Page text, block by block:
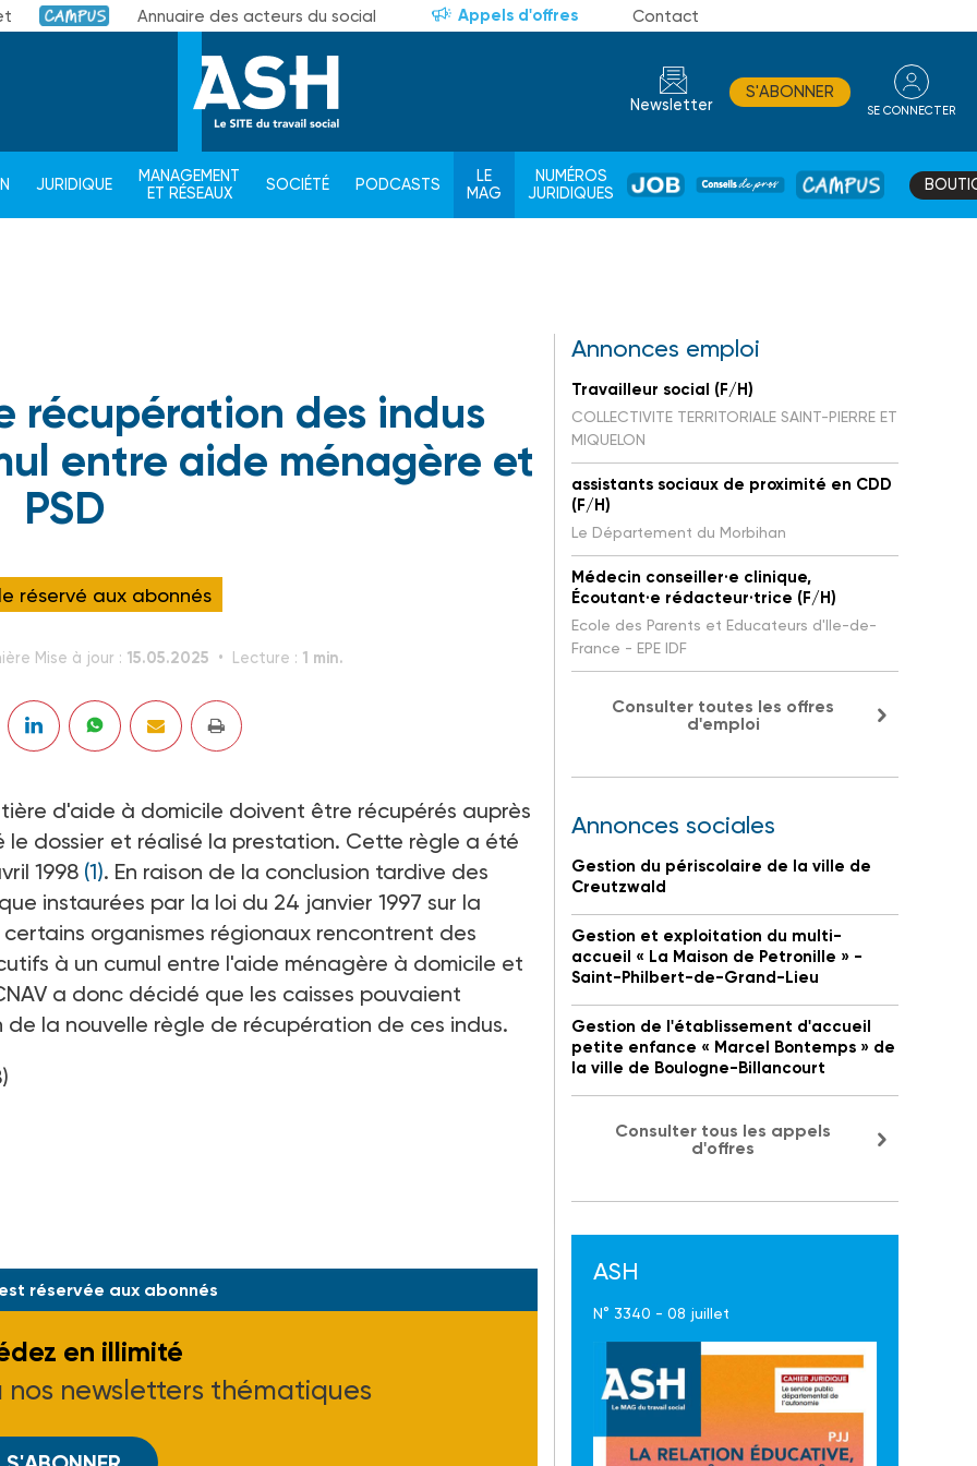
Campus Annuaire des acteurs du social Appels d'offres Contact
Newsletter
S'ABONNER
SE CONNECTER
JURIDIQUE
MANAGEMENT
ET RÉSEAUX
SOCIÉTÉ PODCASTS
LE
MAG
NUMÉROS
JURIDIQUES
JOB
DE
CAMPUS
récupération des indus
entre aide ménagère et
PSD
réservé aux abonnés
Mise à jour : 15.05.2025 Lecture : 1 min.
d'aide à domicile doivent être récupérés auprès
dossier et réalisé la prestation. Cette règle a été
1998 (1). En raison de la conclusion tardive des
instaurées par la loi du 24 janvier 1997 sur la
organismes régionaux rencontrent des
à un cumul entre l'aide ménagère à domicile et
a donc décidé que les caisses pouvaient
la nouvelle règle de récupération de ces indus.
réservée aux abonnés
en illimité
nos newsletters thématiques
Annonces emploi
Travailleur social (F/H)
COLLECTIVITE TERRITORIALE SAINT-PIERRE ET
MIQUELON
assistants sociaux de proximité en CDD
(F/H)
Le Département du Morbihan
Médecin conseiller·e clinique,
Écoutant·e rédacteur·trice (F/H)
Ecole des Parents et Educateurs d'Ile-de-
France - EPE IDF
Consulter toutes les offres
d'emploi
Annonces sociales
Gestion du périscolaire de la ville de
Creutzwald
Gestion et exploitation du multi-
accueil « La Maison de Petronille » -
Saint-Philbert-de-Grand-Lieu
Gestion de l'établissement d'accueil
petite enfance « Marcel Bontemps » de
la ville de Boulogne-Billancourt
Consulter tous les appels
d'offres
ASH
N° 3340 - 08 juillet